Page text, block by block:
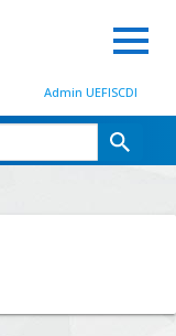
Admin UEFISCDI